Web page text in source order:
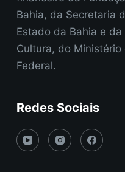
Bahia, da Secretaria
Estado da Bahia e
Cultura, do Ministério
Federal.
Redes Sociais